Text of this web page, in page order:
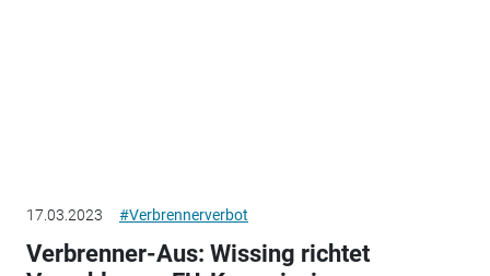
17.03.2023 #Verbrennerverbot
Verbrenner-Aus: Wissing richtet